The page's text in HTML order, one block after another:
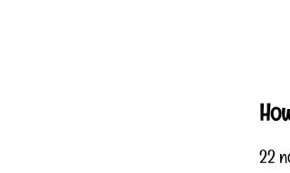
22